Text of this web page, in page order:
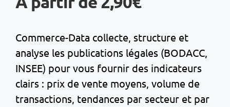
Commerce-Data collecte, structure et
analyse les publications légales (BODACC,
INSEE) pour vous fournir des indicateurs
clairs : prix de vente moyens, volume de
transactions, tendances par secteur et par